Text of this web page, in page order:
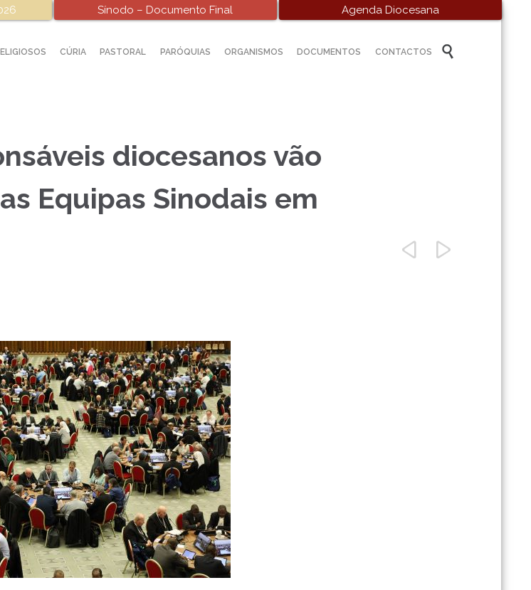
Sínodo – Documento Final Agenda Diocesana
Skip
to
CÚRIA PASTORAL PARÓQUIAS ORGANISMOS DOCUMENTOS CONTACTOS 
diocesanos vão
Equipas Sinodais em
 